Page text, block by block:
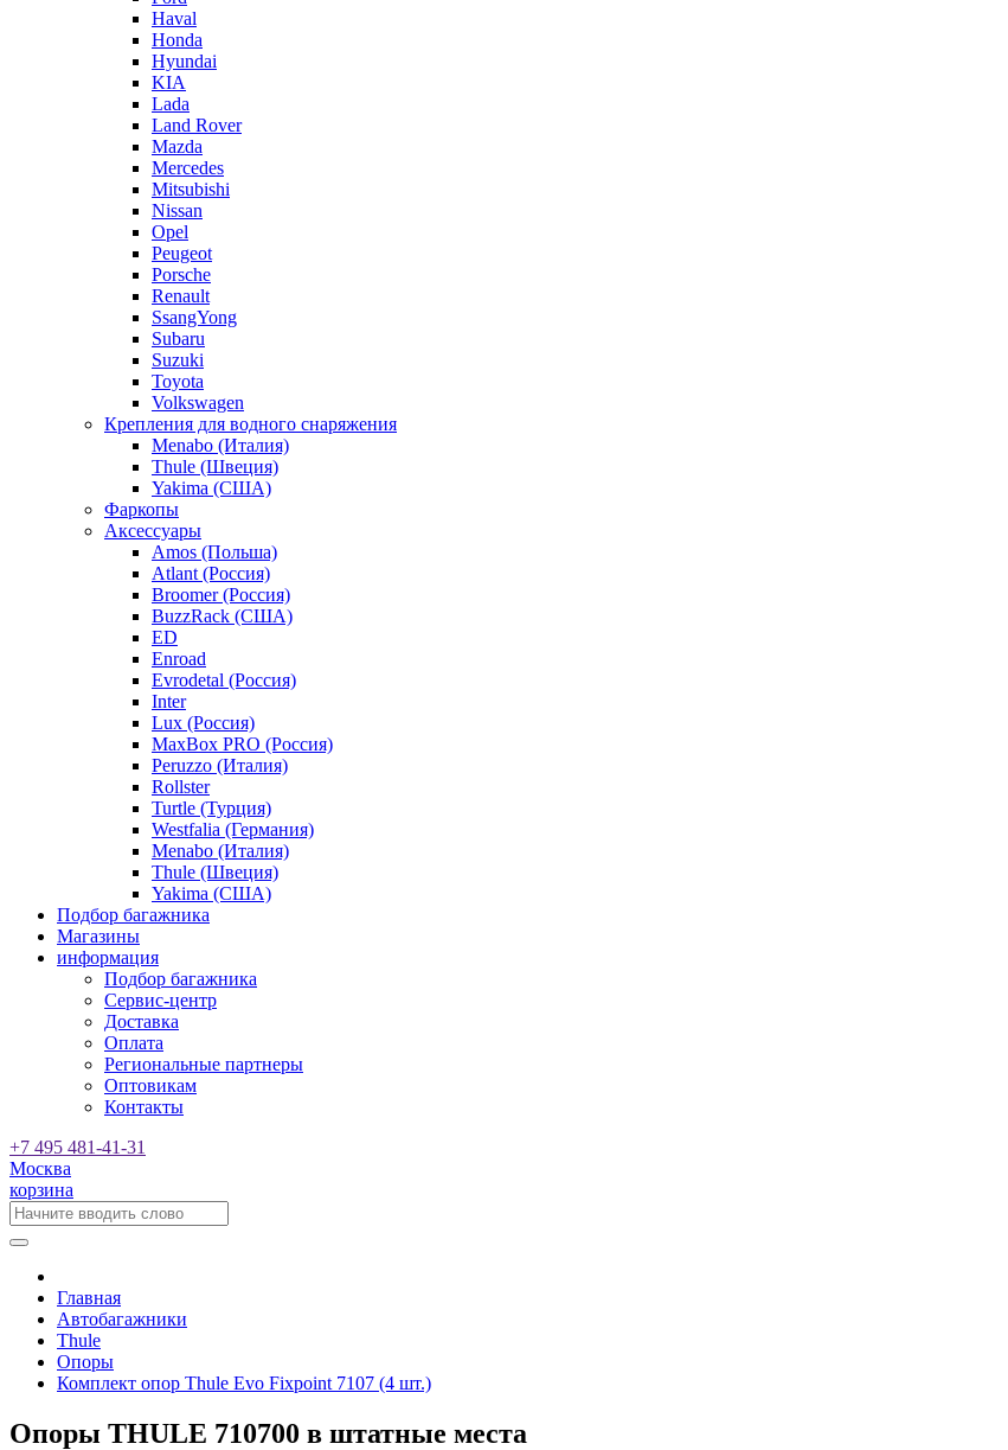
Haval
Honda
Hyundai
KIA
Lada
Land Rover
Mazda
Mercedes
Mitsubishi
Nissan
Opel
Peugeot
Porsche
Renault
SsangYong
Subaru
Suzuki
Toyota
Volkswagen
Крепления для водного снаряжения
Menabo (Италия)
Thule (Швеция)
Yakima (США)
Фаркопы
Аксессуары
Amos (Польша)
Atlant (Россия)
Broomer (Россия)
BuzzRack (США)
ED
Enroad
Evrodetal (Россия)
Inter
Lux (Россия)
MaxBox PRO (Россия)
Peruzzo (Италия)
Rollster
Turtle (Турция)
Westfalia (Германия)
Menabo (Италия)
Thule (Швеция)
Yakima (США)
Подбор багажника
Магазины
информация
Подбор багажника
Сервис-центр
Доставка
Оплата
Региональные партнеры
Оптовикам
Контакты
+7 495 481-41-31
Москва
корзина
Главная
Автобагажники
Thule
Опоры
Комплект опор Thule Evo Fixpoint 7107 (4 шт.)
Опоры THULE 710700 в штатные места